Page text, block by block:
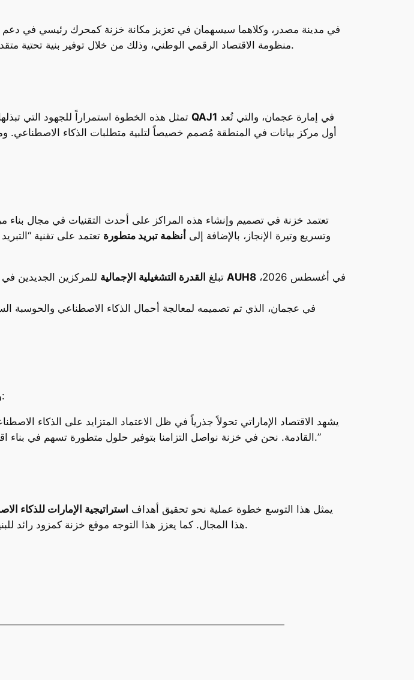
منظومة الاقتصاد الرقمي الوطني، وذلك من خلال توفير بنية تحتية متقدمة تتيح للمؤسسات دمج تقنيات الذكاء الاصطناعي بسلاسة وفعالية في عملياتها.
QAJ1
أول مركز بيانات في المنطقة مُصمم خصيصاً لتلبية متطلبات الذكاء الاصطناعي.
تعتمد خزنة في تصميم وإنشاء هذه المراكز على أحدث التقنيات في مجال بناء
وتسريع وتيرة الإنجاز، بالإضافة إلى أنظمة تبريد متطورة تعتمد على تقنية
تبلغ القدرة التشغيلية الإجمالية للمركزين الجديدين AUH8
في عجمان، الذي تم تصميمه لمعالجة أحمال الذكاء الاصطناعي والحوسبة
، الرئيس التنفيذي لشركة خزنة:
القادمة. نحن في خزنة نواصل التزامنا بتوفير حلول متطورة تسهم في بناء اقتصاد المستقبل، ويُعد إطلاق المركزين الجديدين إضافة قوية لمحفظتنا المتنامية.”
يمثل هذا التوسع خطوة عملية نحو تحقيق أهداف استراتيجية الإمارات للذكاء
هذا المجال. كما يعزز هذا التوجه موقع خزنة كمزود رائد للبنية التحتية الرقمية، يدعم جهود التحول الرقمي في القطاعات الحكومية والخاصة.